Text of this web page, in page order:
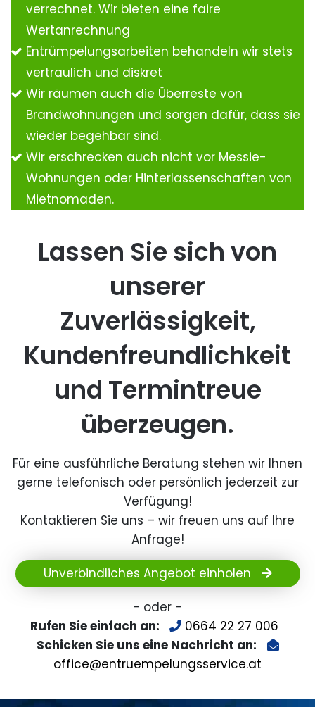
verrechnet. Wir bieten eine faire
Wertanrechnung
Entrümpelungsarbeiten behandeln wir stets
vertraulich und diskret
Wir räumen auch die Überreste von
Brandwohnungen und sorgen dafür, dass sie
wieder begehbar sind.
Wir erschrecken auch nicht vor Messie-
Wohnungen oder Hinterlassenschaften von
Mietnomaden.
Lassen Sie sich von
unserer
Zuverlässigkeit,
Kundenfreundlichkeit
und Termintreue
überzeugen.
Für eine ausführliche Beratung stehen wir Ihnen
gerne telefonisch oder persönlich jederzeit zur
Verfügung!
Kontaktieren Sie uns – wir freuen uns auf Ihre
Anfrage!
Unverbindliches Angebot einholen
- oder -
Rufen Sie einfach an:
0664 22 27 006
Schicken Sie uns eine Nachricht an:
office@entruempelungsservice.at